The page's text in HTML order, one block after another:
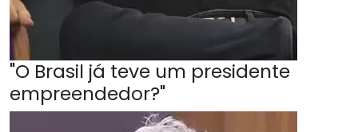
"O Brasil já teve um presidente
empreendedor?"